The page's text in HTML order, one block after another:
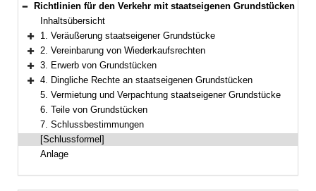
Bereich reduzieren
Richtlinien für den Verkehr mit staatseigenen Grundstücken
Inhaltsübersicht
Bereich erweitern
1. Veräußerung staatseigener Grundstücke
Bereich erweitern
2. Vereinbarung von Wiederkaufsrechten
Bereich erweitern
3. Erwerb von Grundstücken
Bereich erweitern
4. Dingliche Rechte an staatseigenen Grundstücken
5. Vermietung und Verpachtung staatseigener Grundstücke
6. Teile von Grundstücken
7. Schlussbestimmungen
[Schlussformel]
Anlage